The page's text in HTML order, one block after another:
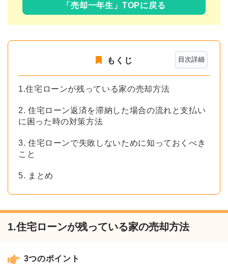
「売却一年生」TOPに戻る
目次詳細
もくじ
1.住宅ローンが残っている家の売却方法
2. 住宅ローン返済を滞納した場合の流れと支払い
に困った時の対策方法
3. 住宅ローンで失敗しないために知っておくべき
こと
5. まとめ
1.住宅ローンが残っている家の売却方法
3つのポイント